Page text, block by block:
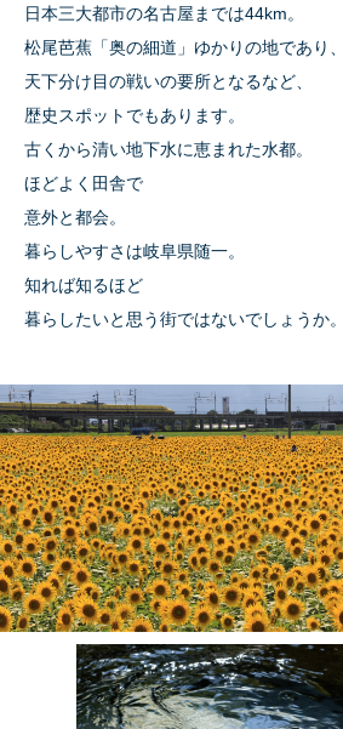
日本三大都市の名古屋までは44km。
松尾芭蕉「奥の細道」ゆかりの地であり、
天下分け目の戦いの要所となるなど、
歴史スポットでもあります。
古くから清い地下水に恵まれた水都。
ほどよく田舎で
意外と都会。
暮らしやすさは岐阜県随一。
知れば知るほど
暮らしたいと思う街ではないでしょうか。